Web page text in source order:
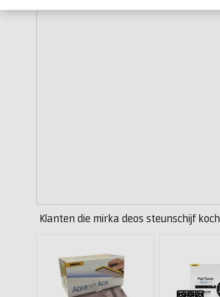
Klanten die mirka deos steunschijf